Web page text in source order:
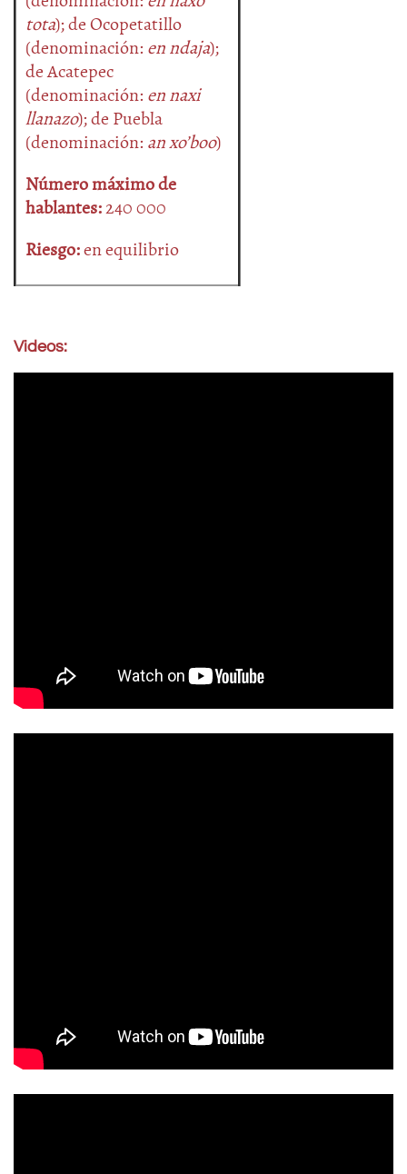
tota); de Ocopetatillo
(denominación: en ndaja);
de Acatepec
(denominación: en naxi
llanazo); de Puebla
(denominación: an xo’boo)
Número máximo de
hablantes:240 000
Riesgo:en equilibrio
Videos: